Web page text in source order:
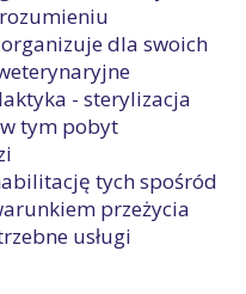
dla swoich
- sterylizacja
tym pobyt
tych spośród
przeżycia
usługi